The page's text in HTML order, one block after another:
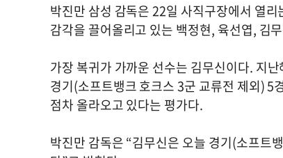
박진만 삼성 감독은 22일 사직구장에서 열
감각을 끌어올리고 있는 백정현, 육선엽, 김
가장 복귀가 가까운 선수는 김무신이다. 지
경기(소프트뱅크 호크스 3군 교류전 제외) 5
점차 올라오고 있다는 평가다.
박진만 감독은 “김무신은 오늘 경기(소프트